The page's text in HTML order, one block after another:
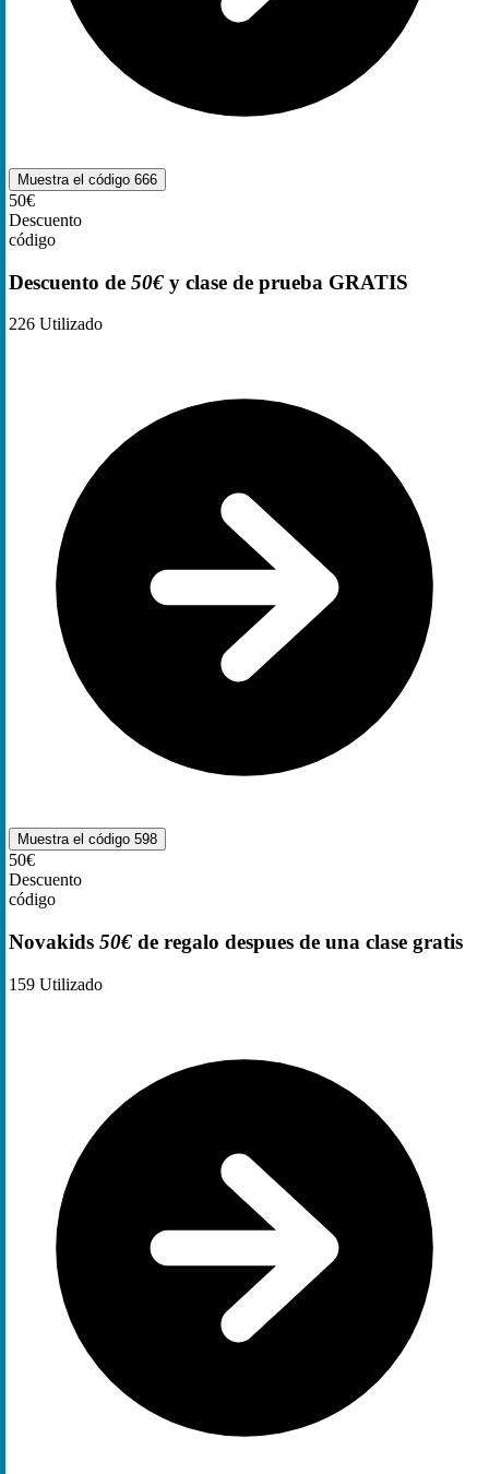
Muestra el código 666
50€
Descuento
código
Descuento de 50€ y clase de prueba GRATIS
226 Utilizado
Muestra el código 598
50€
Descuento
código
Novakids 50€ de regalo despues de una clase gratis
159 Utilizado